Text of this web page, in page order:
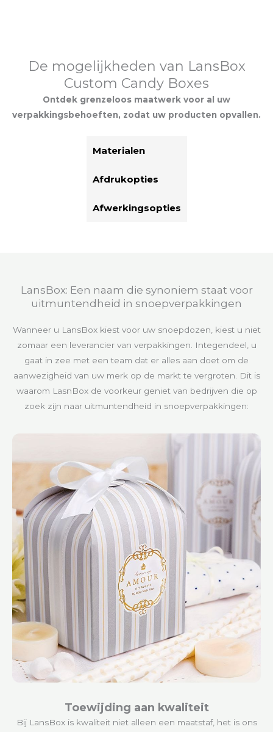
De mogelijkheden van LansBox
Custom Candy Boxes
Ontdek grenzeloos maatwerk voor al uw
verpakkingsbehoeften, zodat uw producten opvallen.
Materialen
Afdrukopties
Afwerkingsopties
LansBox: Een naam die synoniem staat voor
uitmuntendheid in snoepverpakkingen
Wanneer u LansBox kiest voor uw snoepdozen, kiest u niet
zomaar een leverancier van verpakkingen. Integendeel, u
gaat in zee met een team dat er alles aan doet om de
aanwezigheid van uw merk op de markt te vergroten. Dit is
waarom LasnBox de voorkeur geniet van bedrijven die op
zoek zijn naar uitmuntendheid in snoepverpakkingen:
Toewijding aan kwaliteit
Bij LansBox is kwaliteit niet alleen een maatstaf, het is ons